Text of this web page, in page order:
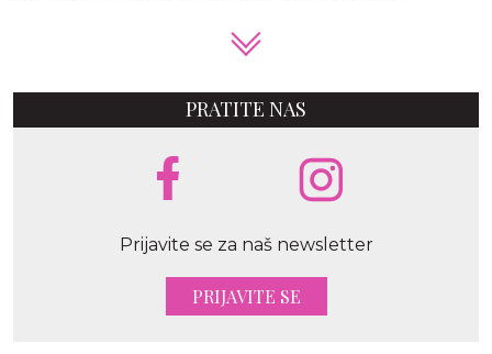
PRATITE NAS
Prijavite se za naš newsletter
PRIJAVITE SE